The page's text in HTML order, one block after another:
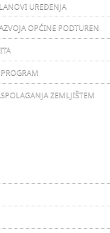
UREĐENJA
OPĆINE PODTUREN
ZEMLJIŠTEM